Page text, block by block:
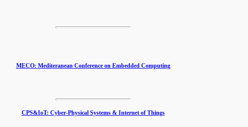
MECO: Mediteranean Conference on Embedded Computing
CPS&IoT: Cyber-Physical Systems & Internet of Things